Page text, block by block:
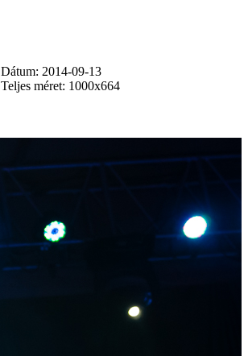
Dátum: 2014-09-13
Teljes méret: 1000x664